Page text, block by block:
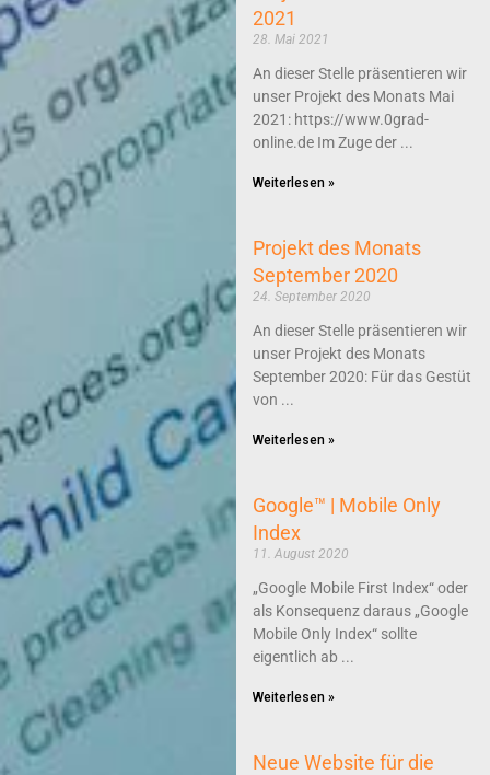
2021
28. Mai 2021
An dieser Stelle präsentieren wir
unser Projekt des Monats Mai
2021: https://www.0grad-
online.de Im Zuge der
Weiterlesen »
Projekt des Monats
September 2020
24. September 2020
An dieser Stelle präsentieren wir
unser Projekt des Monats
September 2020: Für das Gestüt
von
Weiterlesen »
Google™ | Mobile Only
Index
11. August 2020
„Google Mobile First Index“ oder
als Konsequenz daraus „Google
Mobile Only Index“ sollte
eigentlich ab
Weiterlesen »
Neue Website für die